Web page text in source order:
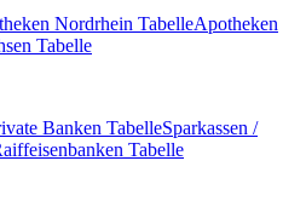
Nordrhein TabelleApotheken
Tabelle
Banken TabelleSparkassen /
Tabelle